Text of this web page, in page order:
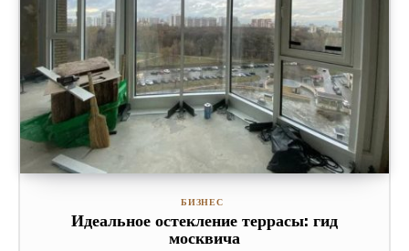
БИЗНЕС
Идеальное остекление террасы: гид
москвича